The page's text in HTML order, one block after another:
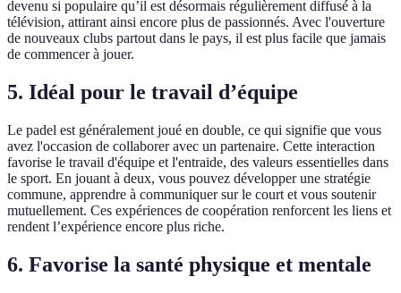
devenu si populaire qu’il est désormais régulièrement diffusé à la
télévision, attirant ainsi encore plus de passionnés. Avec l'ouverture
de nouveaux clubs partout dans le pays, il est plus facile que jamais
de commencer à jouer.
5. Idéal pour le travail d’équipe
Le padel est généralement joué en double, ce qui signifie que vous
avez l'occasion de collaborer avec un partenaire. Cette interaction
favorise le travail d'équipe et l'entraide, des valeurs essentielles dans
le sport. En jouant à deux, vous pouvez développer une stratégie
commune, apprendre à communiquer sur le court et vous soutenir
mutuellement. Ces expériences de coopération renforcent les liens et
rendent l’expérience encore plus riche.
6. Favorise la santé physique et mentale